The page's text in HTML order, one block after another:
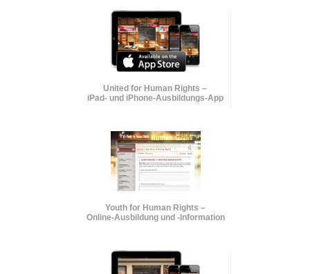
United for Human Rights –
iPad- und iPhone-Ausbildungs-App
Youth for Human Rights –
Online-Ausbildung und -Information